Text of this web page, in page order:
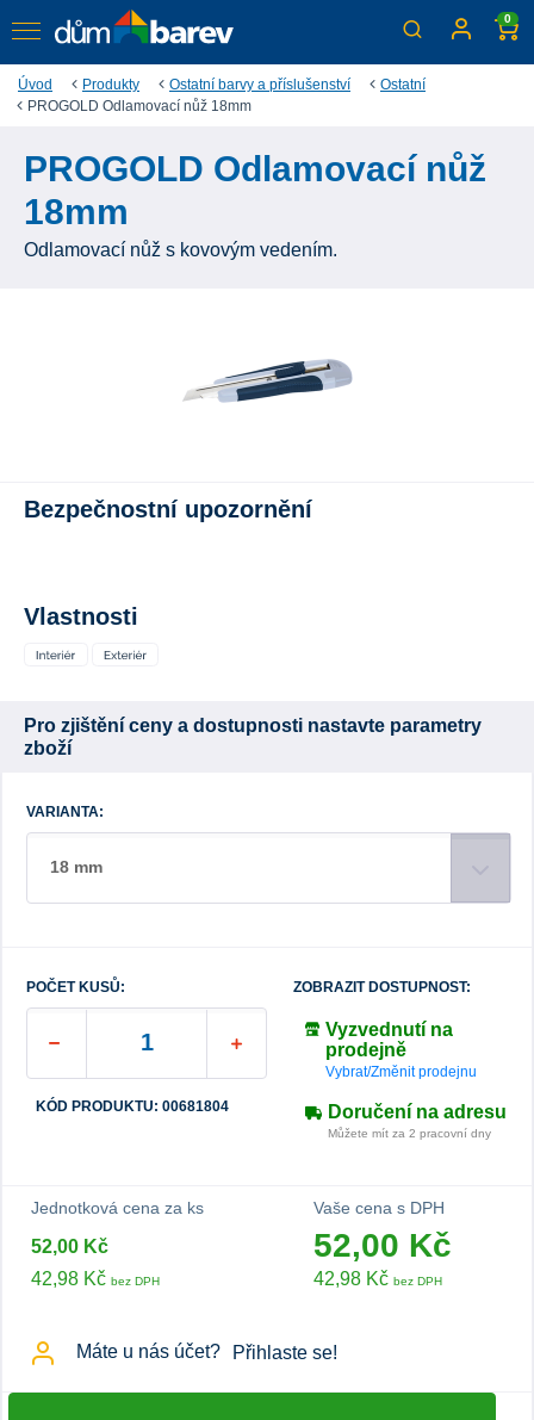
0
Úvod Produkty Ostatní barvy a příslušenství
Ostatní
PROGOLD Odlamovací nůž 18mm
PROGOLD Odlamovací nůž
18mm
Odlamovací nůž s kovovým vedením.
Bezpečnostní upozornění
Vlastnosti
Pro zjištění ceny a dostupnosti nastavte parametry
zboží
VARIANTA:
18 mm
POČET KUSŮ:
KÓD PRODUKTU: 00681804
ZOBRAZIT DOSTUPNOST:
Vyzvednutí na
prodejně
Vybrat/Změnit prodejnu
Doručení na adresu
Můžete mít za 2 pracovní dny
Jednotková cena za ks
52,00 Kč
42,98 Kč bez DPH
Vaše cena s DPH
52,00 Kč
42,98 Kč bez DPH
Máte u nás účet? Přihlaste se!